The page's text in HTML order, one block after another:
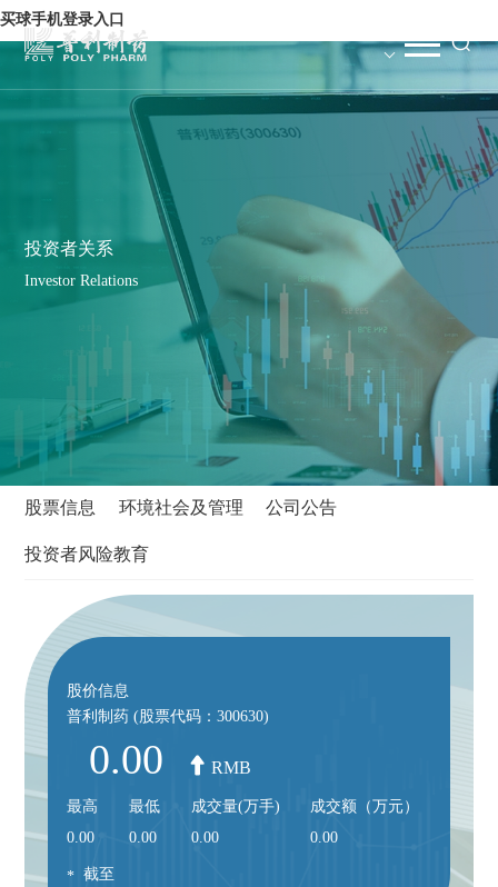
买球手机登录入口
投资者关系
Investor Relations
股票信息 环境社会及管理 公司公告
投资者风险教育
股价信息
普利制药 (股票代码：300630)
0.00 RMB
最高
0.00
最低
0.00
成交量(万手)
0.00
成交额（万元）
0.00
截至